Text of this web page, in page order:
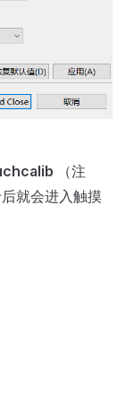
（注
就会进入触摸